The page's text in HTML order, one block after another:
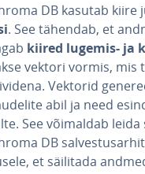
DB kasutab kiire
. See tähendab, et
kiired lugemis- ja
vektori vormis,
Vektorid
abil ja need
See võimaldab
DB
et säilitada